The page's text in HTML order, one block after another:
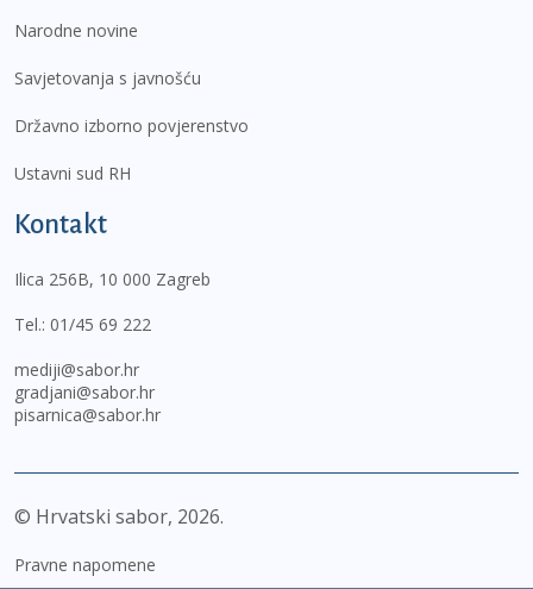
Narodne novine
Savjetovanja s javnošću
Državno izborno povjerenstvo
Ustavni sud RH
Kontakt
Ilica 256B, 10 000 Zagreb
Tel.: 01/45 69 222
mediji@sabor.hr
gradjani@sabor.hr
pisarnica@sabor.hr
© Hrvatski sabor, 2026
Pravne napomene